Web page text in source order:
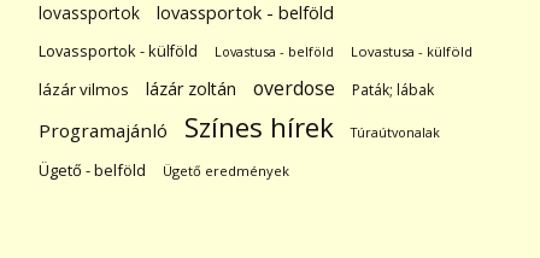
lovassportok lovassportok - belföld
Lovassportok - külföld Lovastusa - belföld Lovastusa - külföld
lázár vilmos lázár zoltán overdose Paták; lábak
Programajánló Színes hírek Túraútvonalak
Ügető - belföld Ügető eredmények